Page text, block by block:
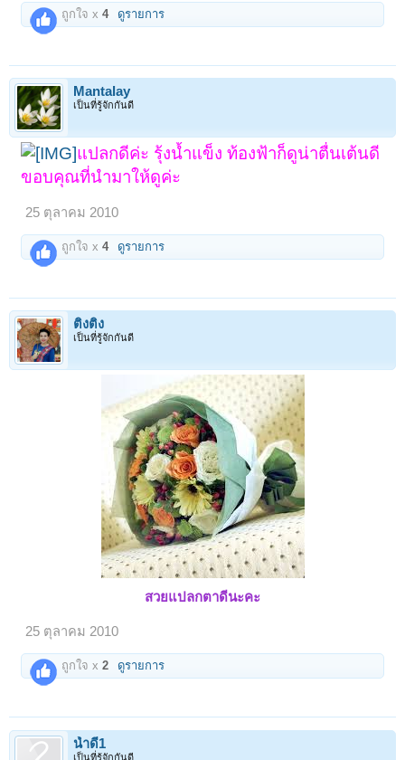
ถูกใจ x4 ดูรายการ
Mantalay
เป็นที่รู้จักกันดี
แปลกดีค่ะ รุ้งน้ำแข็ง ท้องฟ้าก็ดูน่าตื่นเต้นดี
ขอบคุณที่นำมาให้ดูค่ะ
25 ตุลาคม 2010
ถูกใจ x4 ดูรายการ
ติงติง
เป็นที่รู้จักกันดี
สวยแปลกตาดีนะคะ
25 ตุลาคม 2010
ถูกใจ x2 ดูรายการ
น้ำดี1
เป็นที่รู้จักกันดี